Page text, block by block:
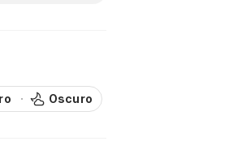
Oscuro